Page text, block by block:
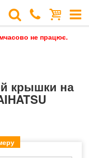
не працює.
крышки на